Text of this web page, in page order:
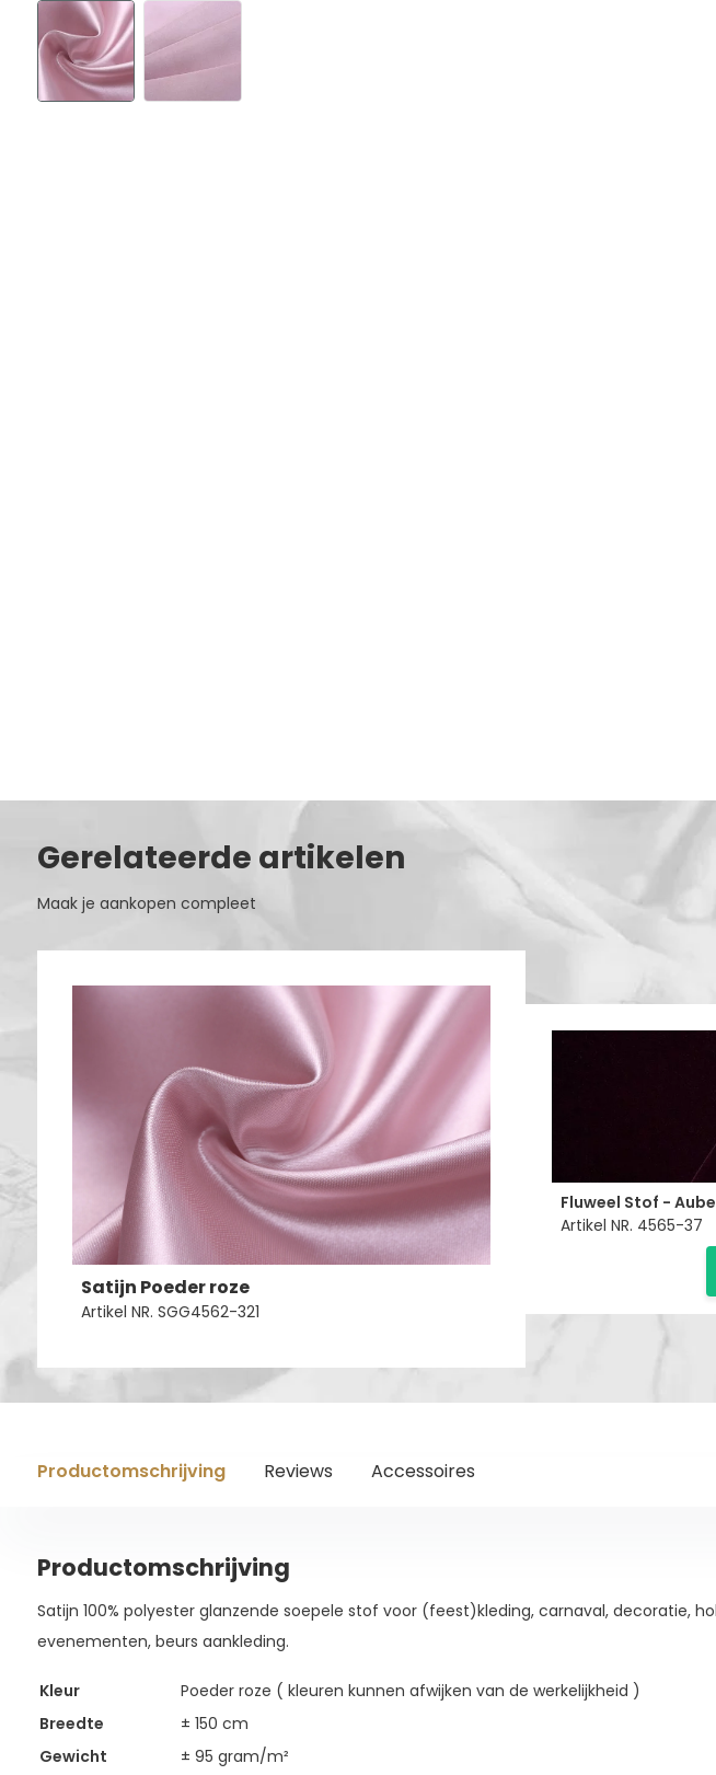
Gerelateerde artikelen
Maak je aankopen compleet
Satijn Poeder roze
Artikel NR. SGG4562-321
Fluweel Stof -
Artikel NR. 4565-37
Productomschrijving Reviews Accessoires
Productomschrijving
Satijn 100% polyester glanzende soepele stof voor (feest)kleding, carnaval, decoratie,
evenementen, beurs aankleding.
Kleur
Poeder roze ( kleuren kunnen afwijken van de werkelijkheid )
Breedte
± 150 cm
Gewicht
± 95 gram/m²